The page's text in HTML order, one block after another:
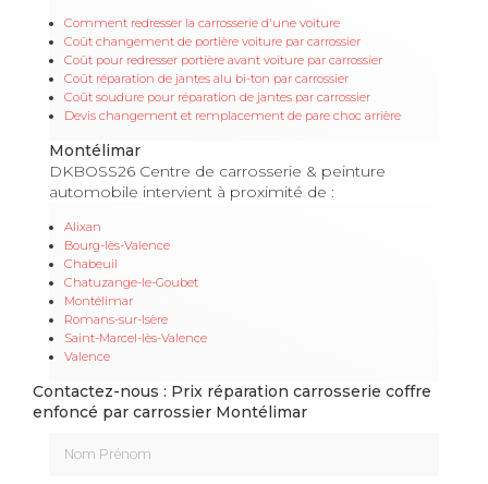
Comment redresser la carrosserie d'une voiture
Coût changement de portière voiture par carrossier
Coût pour redresser portière avant voiture par carrossier
Coût réparation de jantes alu bi-ton par carrossier
Coût soudure pour réparation de jantes par carrossier
Devis changement et remplacement de pare choc arrière
Montélimar
DKBOSS26 Centre de carrosserie & peinture
automobile intervient à proximité de :
Alixan
Bourg-lès-Valence
Chabeuil
Chatuzange-le-Goubet
Montélimar
Romans-sur-Isère
Saint-Marcel-lès-Valence
Valence
Contactez-nous : Prix réparation carrosserie coffre
enfoncé par carrossier Montélimar